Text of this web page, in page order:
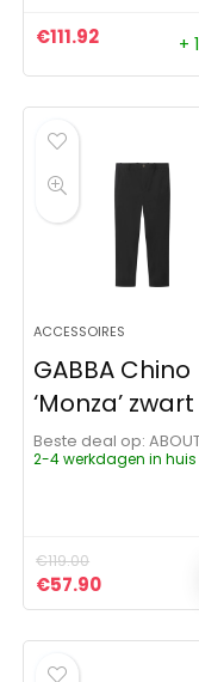
€111.92 +
ACCESSOIRES
GABBA Chino
‘Monza’ zwart
Beste deal op:
2-4 werkdagen in huis
€119.00
Oorspronkelijke
€57.90Huidige